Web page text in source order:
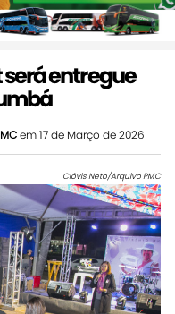
será entregue
em 17 de Março de 2026
Clóvis Neto/Arquivo PMC